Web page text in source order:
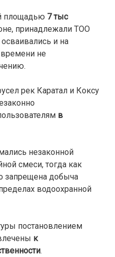
площадью 7 тыс
принадлежали ТОО
и на
не
рек Каратал и Коксу
в
незаконной
смеси, тогда как
запрещена добыча
водоохранной
постановлением
к
.